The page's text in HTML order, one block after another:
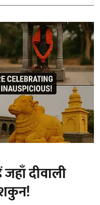
दीवाली